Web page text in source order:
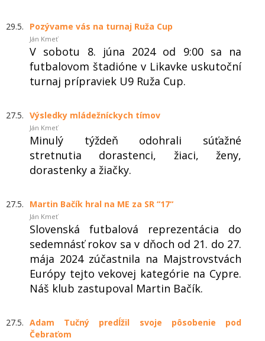
29.5. Pozývame vás na turnaj Ruža Cup
Ján Kmeť
V sobotu 8. júna 2024 od 9:00 sa na
futbalovom štadióne v Likavke uskutoční
turnaj prípraviek U9 Ruža Cup.
27.5. Výsledky mládežníckych tímov
Ján Kmeť
Minulý týždeň odohrali súťažné
stretnutia dorastenci, žiaci, ženy,
dorastenky a žiačky.
27.5. Martin Bačík hral na ME za SR “17“
Ján Kmeť
Slovenská futbalová reprezentácia do
sedemnásť rokov sa v dňoch od 21. do 27.
mája 2024 zúčastnila na Majstrovstvách
Európy tejto vekovej kategórie na Cypre.
Náš klub zastupoval Martin Bačík.
27.5. Adam Tučný predĺžil svoje pôsobenie pod
Čebraťom